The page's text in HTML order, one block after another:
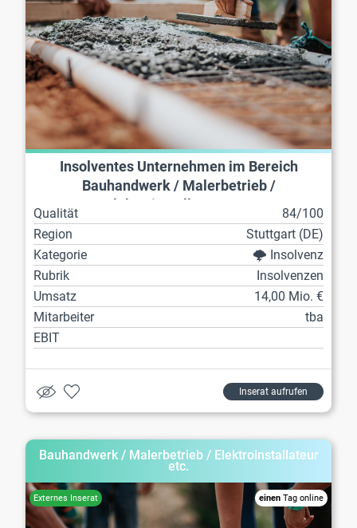
Insolventes Unternehmen im Bereich
Bauhandwerk / Malerbetrieb /
Qualität
84/100
Region
Stuttgart (DE)
Kategorie
🌩️ Insolvenz
Rubrik
Insolvenzen
Umsatz
14,00 Mio. €
Mitarbeiter
tba
EBIT
Inserat aufrufen
Bauhandwerk / Malerbetrieb / Elektroinstallateur
etc.
einen Tag online